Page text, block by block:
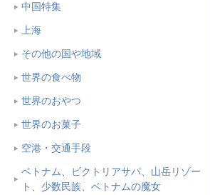
中国特集
上海
その他の国や地域
世界の食べ物
世界のおやつ
世界のお菓子
空港・交通手段
ベトナム、ビクトリアサパ、山岳リゾー
ト、少数民族、ベトナムの魔女